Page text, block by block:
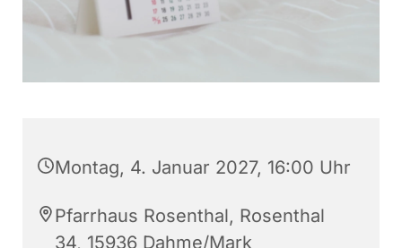
Montag, 4. Januar 2027, 16:00 Uhr
Pfarrhaus Rosenthal, Rosenthal
34, 15936 Dahme/Mark